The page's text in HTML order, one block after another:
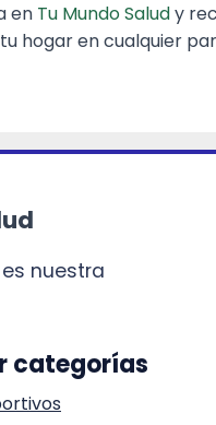
en Tu Mundo Saludy
hogar en cualquier
nuestra
categorías